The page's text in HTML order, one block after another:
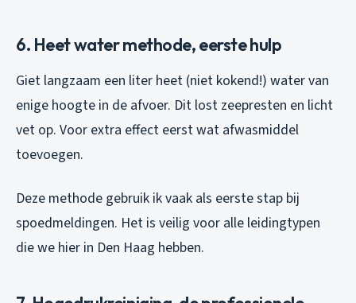
6. Heet water methode, eerste hulp
Giet langzaam een liter heet (niet kokend!) water van
enige hoogte in de afvoer. Dit lost zeepresten en licht
vet op. Voor extra effect eerst wat afwasmiddel
toevoegen.
Deze methode gebruik ik vaak als eerste stap bij
spoedmeldingen. Het is veilig voor alle leidingtypen
die we hier in Den Haag hebben.